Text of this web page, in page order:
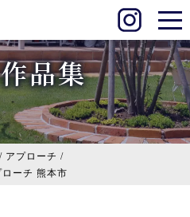
品集
/ アプローチ /
ーチ 熊本市